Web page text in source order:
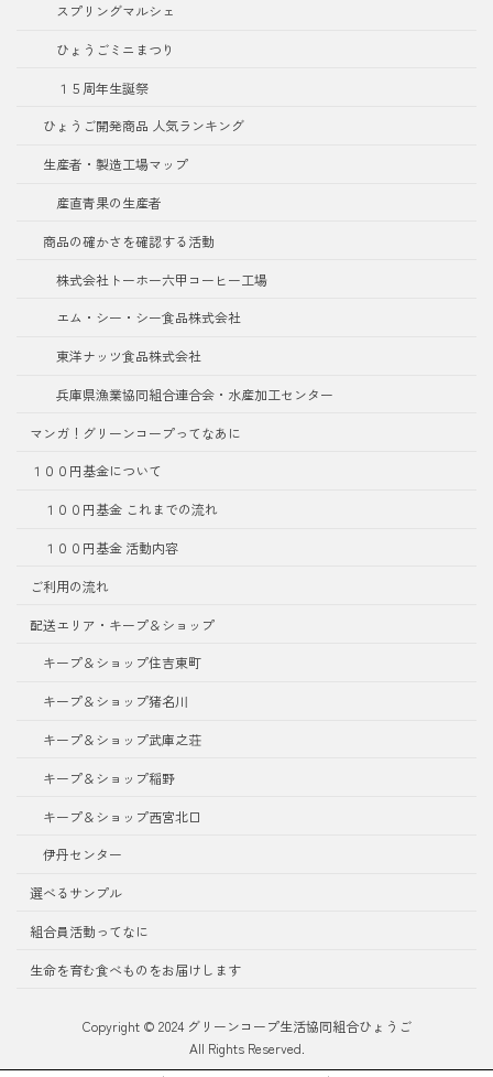
スプリングマルシェ
ひょうごミニまつり
１５周年生誕祭
ひょうご開発商品 人気ランキング
生産者・製造工場マップ
産直青果の生産者
商品の確かさを確認する活動
株式会社トーホー六甲コーヒー工場
エム・シー・シー食品株式会社
東洋ナッツ食品株式会社
兵庫県漁業協同組合連合会・水産加工センター
マンガ！グリーンコープってなあに
１００円基金について
１００円基金 これまでの流れ
１００円基金 活動内容
ご利用の流れ
配送エリア・キープ＆ショップ
キープ＆ショップ住吉東町
キープ＆ショップ猪名川
キープ＆ショップ武庫之荘
キープ＆ショップ稲野
キープ＆ショップ西宮北口
伊丹センター
選べるサンプル
組合員活動ってなに
生命を育む食べものをお届けします
Copyright © 2024 グリーンコープ生活協同組合ひょうご
All Rights Reserved.